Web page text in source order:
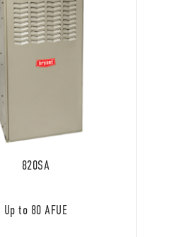
820SA
Up to 80 AFUE